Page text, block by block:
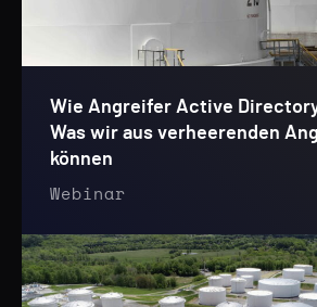
Wie Angreifer Active
Was wir aus verheerenden
können
Webinar